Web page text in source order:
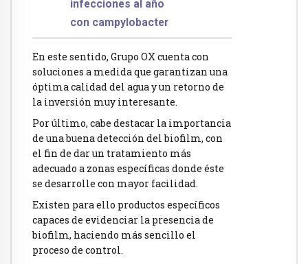
infecciones al año
con campylobacter
En este sentido, Grupo OX cuenta con
soluciones a medida que garantizan una
óptima calidad del agua y un retorno de
la inversión muy interesante.
Por último, cabe destacar la importancia
de una buena detección del biofilm, con
el fin de dar un tratamiento más
adecuado a zonas específicas donde éste
se desarrolle con mayor facilidad.
Existen para ello productos específicos
capaces de evidenciar la presencia de
biofilm, haciendo más sencillo el
proceso de control.